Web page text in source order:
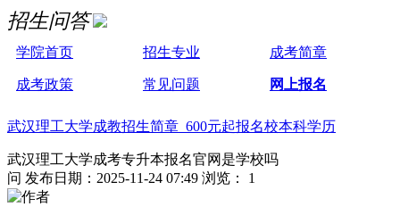
招生问答
学院首页 招生专业 成考简章
成考政策 常见问题 网上报名
武汉理工大学成教招生简章 600元起报名校本科学历
武汉理工大学成考专升本报名官网是学校吗
问 发布日期：2025-11-24 07:49 浏览： 1